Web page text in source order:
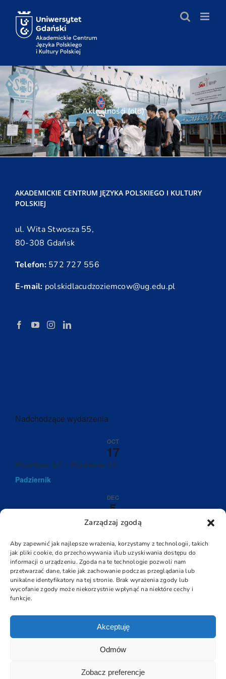
Zarządzaj zgodą
Aby zapewnić jak najlepsze wrażenia, korzystamy z technologii, takich
jak pliki cookie, do przechowywania i/lub uzyskiwania dostępu do
informacji o urządzeniu. Zgoda na te technologie pozwoli nam
przetwarzać dane, takie jak zachowanie podczas przeglądania lub
unikalne identyfikatory na tej stronie. Brak wyrażenia zgody lub
wycofanie zgody może niekorzystnie wpłynąć na niektóre cechy i
funkcje.
Akceptuję
Odmów
Zobacz preferencje
content
Aktualności (old)
AKADEMICKIE CENTRUM JĘZYKA POLSKIEGO I KULTURY
POLSKIEJ
ul. Wita Stwosza 55,
80-308 Gdańsk
Telefon: 572 727 556
E-mail: polskidlacudzoziemcow@ug.edu.pl
Nadchodzące wydarzenia
OCT
17
Жовтень 17 -Жовтень 18
Padziernik
DEC
5
Грудень 6
Перегляд Календаря
Kultury Polskiej dla Cudzoziemców Uniwersytetu Gdańskiego
Facebook